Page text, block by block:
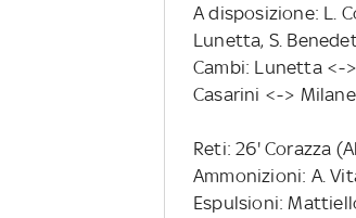
A disposizione: L.
Lunetta, S.
Cambi: Lunetta <-
Casarini <->
Reti: 26' Corazza
Ammonizioni: A.
Espulsioni: